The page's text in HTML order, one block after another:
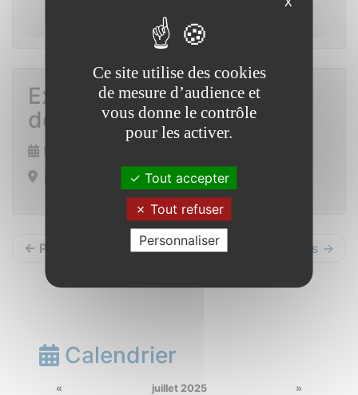
Exposition à la mairie : jeux
de mômes
Du 1er décembre 2025 au 6 janvier
Hall de la mairie.
← Précédents Suivants →
Calendrier
« juillet 2025
»
Ce site utilise des cookies
de mesure d’audience et
vous donne le contrôle
pour les activer.
Tout accepter
Tout refuser
Personnaliser